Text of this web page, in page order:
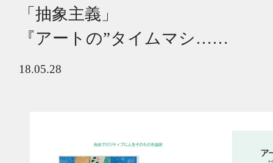
「抽象主義」
『アートの”タイムマシ……
18.05.28